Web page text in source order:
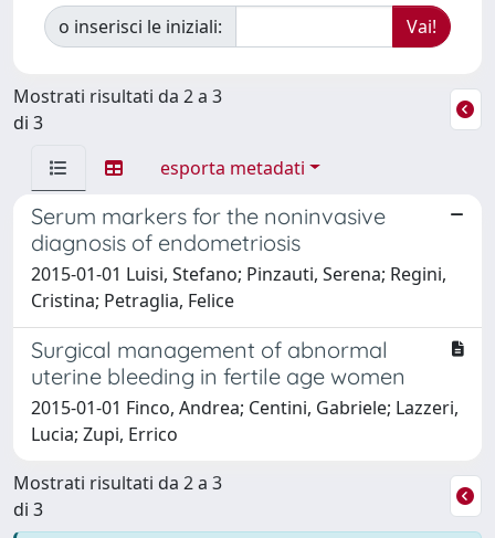
o inserisci le iniziali:
Mostrati risultati da 2 a 3
di 3
esporta metadati
Serum markers for the noninvasive
diagnosis of endometriosis
2015-01-01 Luisi, Stefano; Pinzauti, Serena; Regini,
Cristina; Petraglia, Felice
Surgical management of abnormal
uterine bleeding in fertile age women
2015-01-01 Finco, Andrea; Centini, Gabriele; Lazzeri,
Lucia; Zupi, Errico
Mostrati risultati da 2 a 3
di 3